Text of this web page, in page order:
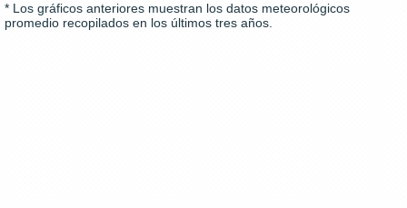
* Los gráficos anteriores muestran los datos meteorológicos
promedio recopilados en los últimos tres años.